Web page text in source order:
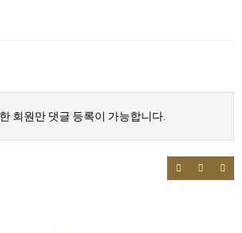
회원만 댓글 등록이 가능합니다.